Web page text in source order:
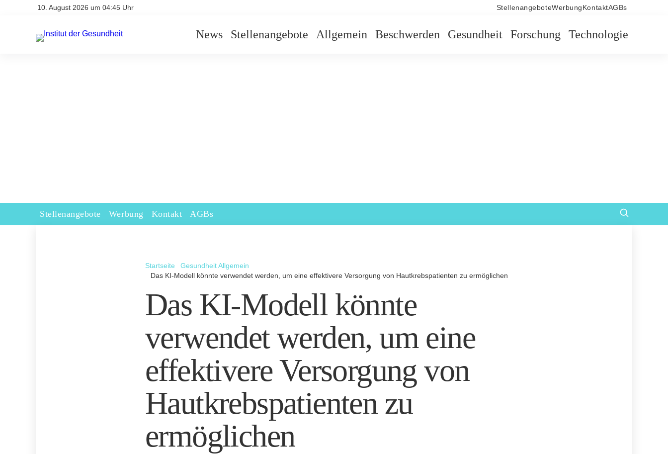
10. August 2026 um 04:45 Uhr StellenangeboteWerbung KontaktAGBs
News Stellenangebote Allgemein Beschwerden Gesundheit Forschung Technologie
Stellenangebote Werbung Kontakt AGBs
Startseite
Gesundheit Allgemein
Das KI-Modell könnte verwendet werden, um eine effektivere Versorgung von Hautkrebspatienten zu ermöglichen
Das KI-Modell könnte
verwendet werden, um eine
effektivere Versorgung von
Hautkrebspatienten zu
ermöglichen